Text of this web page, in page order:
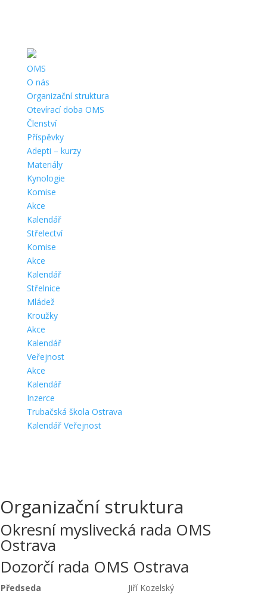
OMS
O nás
Organizační struktura
Otevírací doba OMS
Členství
Příspěvky
Adepti – kurzy
Materiály
Kynologie
Komise
Akce
Kalendář
Střelectví
Komise
Akce
Kalendář
Střelnice
Mládež
Kroužky
Akce
Kalendář
Veřejnost
Akce
Kalendář
Inzerce
Trubačská škola Ostrava
Kalendář Veřejnost
Organizační struktura
Okresní myslivecká rada OMS
Ostrava
Dozorčí rada OMS Ostrava
Předseda
Jiří Kozelský